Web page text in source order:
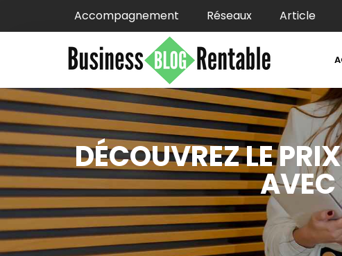
Accompagnement Réseaux Article
DÉCOUVREZ LE
AVEC